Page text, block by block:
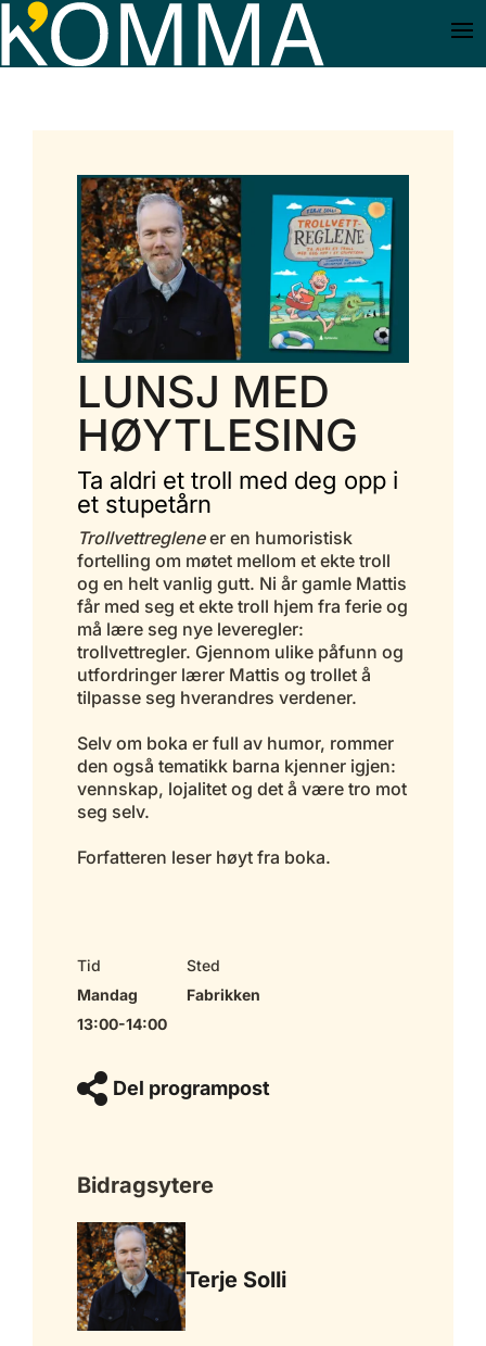
LUNSJ MED
HØYTLESING
Ta aldri et troll med deg opp i
et stupetårn
Trollvettregleneer en humoristisk
fortelling om møtet mellom et ekte troll
og en helt vanlig gutt. Ni år gamle Mattis
får med seg et ekte troll hjem fra ferie og
må lære seg nye leveregler:
trollvettregler. Gjennom ulike påfunn og
utfordringer lærer Mattis og trollet å
tilpasse seg hverandres verdener.
Selv om boka er full av humor, rommer
den også tematikk barna kjenner igjen:
vennskap, lojalitet og det å være tro mot
seg selv.
Forfatteren leser høyt fra boka.
Tid
Mandag
13:00-14:00
Sted
Fabrikken
Del programpost
Bidragsytere
Terje Solli